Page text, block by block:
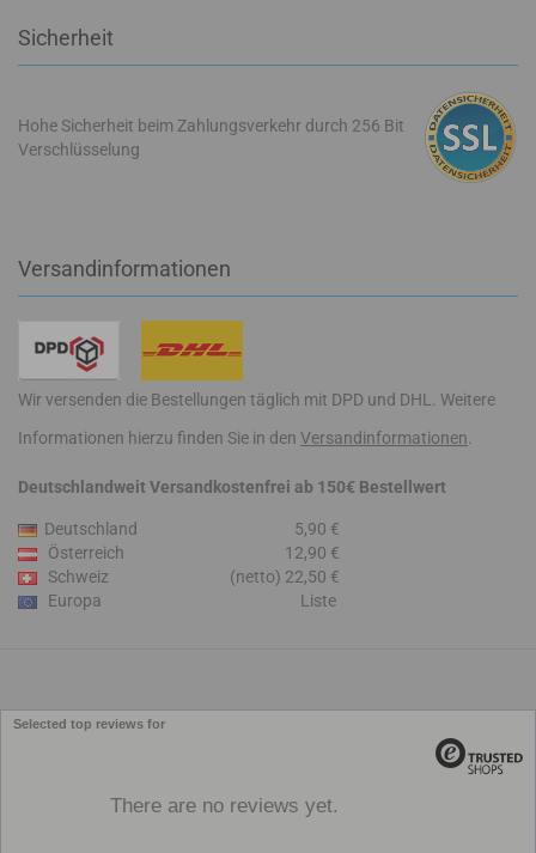
Sicherheit
Hohe Sicherheit beim Zahlungsverkehr durch 256 Bit
Verschlüsselung
Versandinformationen
Wir versenden die Bestellungen täglich mit DPD und DHL. Weitere
Informationen hierzu finden Sie in den Versandinformationen
Deutschlandweit Versandkostenfrei ab 150€ Bestellwert
Deutschland
5,90 €
Österreich
12,90 €
Schweiz
(netto) 22,50 €
Europa
Liste
Selected top reviews for
There are no reviews yet.